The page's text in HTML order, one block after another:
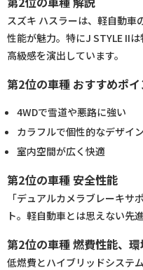
スズキ ハスラーは、軽自動車
性能が魅力。特にJ STYLE II
高級感を演出しています。
第2位の車種 おすすめポイ
4WDで雪道や悪路に強い
カラフルで個性的なデザイン
室内空間が広く快適
第2位の車種 安全性能
「デュアルカメラブレーキ
ト。軽自動車とは思えない先
第2位の車種 燃費性能、
低燃費とハイブリッドシステ